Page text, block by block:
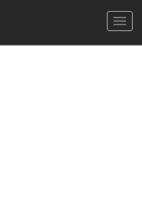
菜